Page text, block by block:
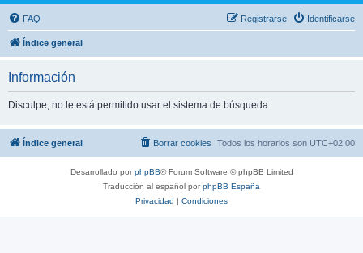
FAQ Identificarse
Registrarse
Índice general
Información
Disculpe, no le está permitido usar el sistema de búsqueda.
Índice general Todos los horarios son UTC+02:00
Borrar cookies
Desarrollado porphpBB® Forum Software © phpBB Limited
Traducción al español porphpBB España
Privacidad | Condiciones